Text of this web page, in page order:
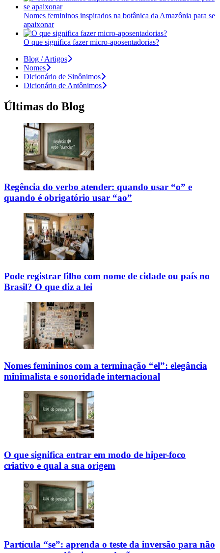
Nomes femininos inspirados na botânica da Amazônia para se
apaixonar
O que significa fazer micro-aposentadorias?
Blog / Artigos
Nomes
Dicionário de Sinônimos
Dicionário de Antônimos
Últimas do Blog
Regência do verbo atender: quando usar “o” e
quando é obrigatório usar “ao”
Pode registrar filho com nome de cidade ou país no
Brasil? O que diz a lei
Nomes femininos com a terminação “el”: elegância
minimalista e sonoridade internacional
O que significa entrar em modo de hiper-foco
criativo e qual a sua origem
Partícula “se”: aprenda o teste da inversão para não